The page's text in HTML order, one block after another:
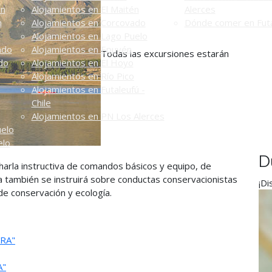
Alojamientos en El Maitén
Alojamientos en Corcovado
Alojamientos en Lago Puelo
Alojamientos en Epuyén
Alojamientos en El Hoyo
Alojamientos en Río Pico
Alojamientos en Futaleufú -
Chile
Alojamientos en PN Los Alerces
Dónde comer en
Todas las excursiones estarán
instructiva de comandos básicos y equipo, de
se instruirá sobre conductas conservacionistas
conservación y ecología.